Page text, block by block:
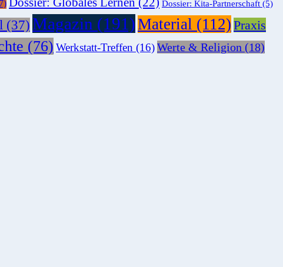
Dossier: Kita-Partnerschaft (5)
(37) Magazin (191)Material (112) Praxis
(76) Werkstatt-Treffen (16)Werte & Religion (18)